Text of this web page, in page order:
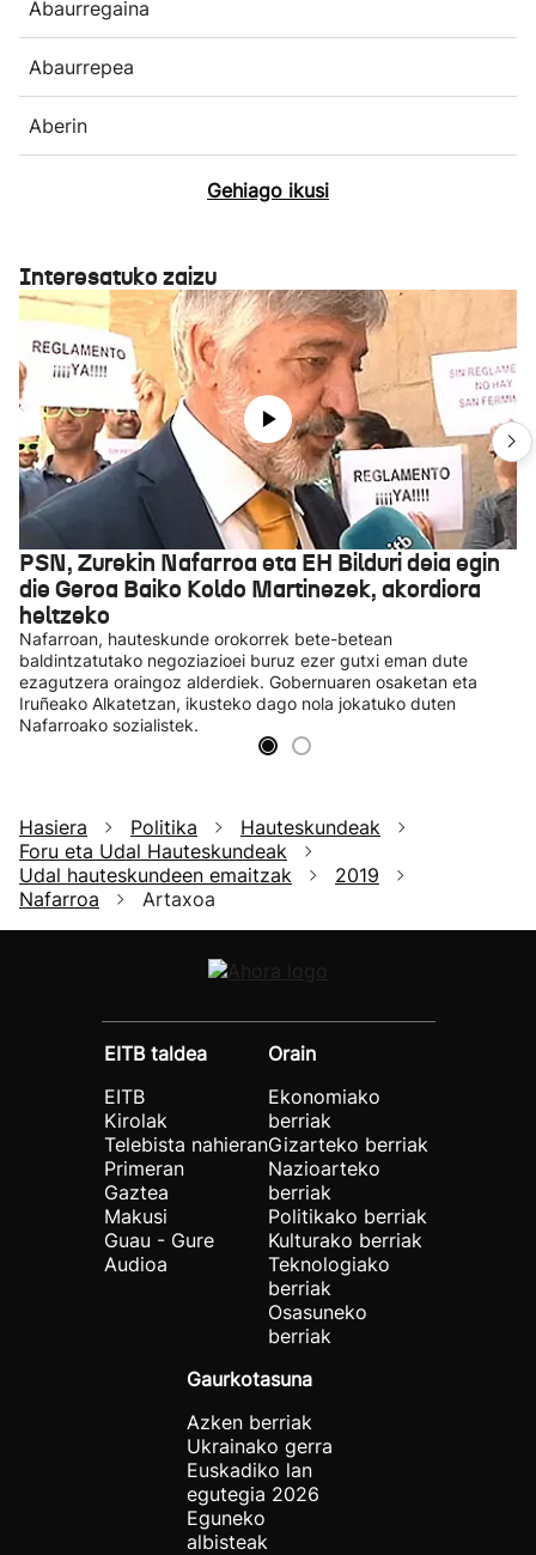
Abaurregaina
Abaurrepea
Aberin
Gehiago ikusi
Interesatuko zaizu
PSN, Zurekin Nafarroa eta EH Bilduri deia egin
die Geroa Baiko Koldo Martinezek, akordiora
heltzeko
Nafarroan, hauteskunde orokorrek bete-betean
baldintzatutako negoziazioei buruz ezer gutxi eman dute
ezagutzera oraingoz alderdiek. Gobernuaren osaketan eta
Iruñeako Alkatetzan, ikusteko dago nola jokatuko duten
Nafarroako sozialistek.
Hasiera Politika
Hauteskundeak
Foru eta Udal Hauteskundeak
Udal hauteskundeen emaitzak
2019
Nafarroa
Artaxoa
EITB taldea
EITB
Kirolak
Telebista nahieran
Primeran
Gaztea
Makusi
Guau - Gure
Audioa
Orain
Ekonomiako
berriak
Gizarteko berriak
Nazioarteko
berriak
Politikako berriak
Kulturako berriak
Teknologiako
berriak
Osasuneko
berriak
Gaurkotasuna
Azken berriak
Ukrainako gerra
Euskadiko lan
egutegia 2026
Eguneko
albisteak